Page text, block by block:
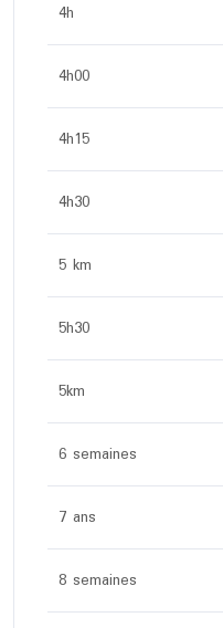
4h
4h00
4h15
4h30
5 km
5h30
5km
6 semaines
7 ans
8 semaines